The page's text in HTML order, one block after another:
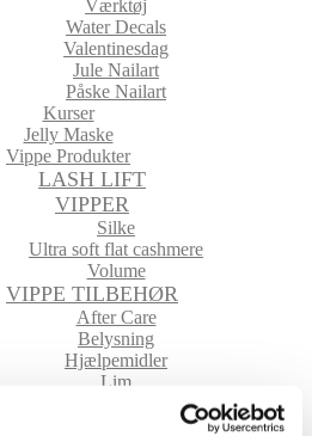
Værktøj
Water Decals
Valentinesdag
Jule Nailart
Påske Nailart
Kurser
Jelly Maske
Vippe Produkter
LASH LIFT
VIPPER
Silke
Ultra soft flat cashmere
Volume
VIPPE TILBEHØR
After Care
Belysning
Hjælpemidler
Lim
Pincetter og Tweezer
Vippe- & Brynfarve